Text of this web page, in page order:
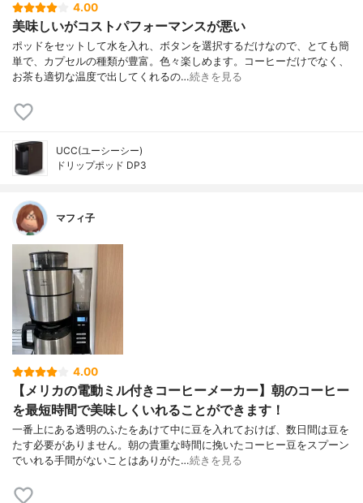
4.00
美味しいがコストパフォーマンスが悪い
ポッドをセットして水を入れ、ボタンを選択するだけなので、とても簡
単で、カプセルの種類が豊富。色々楽しめます。コーヒーだけでなく、
お茶も適切な温度で出してくれるの…続きを見る
UCC(ユーシーシー)
ドリップポッド DP3
マフィ子
4.00
【メリカの電動ミル付きコーヒーメーカー】朝のコーヒー
を最短時間で美味しくいれることができます！
一番上にある透明のふたをあけて中に豆を入れておけば、数日間は豆を
たす必要がありません。朝の貴重な時間に挽いたコーヒー豆をスプーン
でいれる手間がないことはありがた…続きを見る